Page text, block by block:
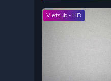
Vietsub - HD